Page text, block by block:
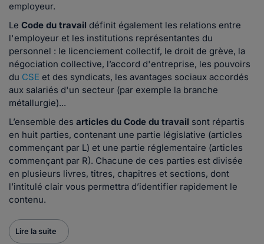
employeur.
Le Code du travail définit également les relations entre
l'employeur et les institutions représentantes du
personnel : le licenciement collectif, le droit de grève, la
négociation collective, l’accord d'entreprise, les pouvoirs
du CSE et des syndicats, les avantages sociaux accordés
aux salariés d'un secteur (par exemple la branche
métallurgie)...
L’ensemble des articles du Code du travail sont répartis
en huit parties, contenant une partie législative (articles
commençant par L) et une partie réglementaire (articles
commençant par R). Chacune de ces parties est divisée
en plusieurs livres, titres, chapitres et sections, dont
l’intitulé clair vous permettra d’identifier rapidement le
contenu.
Lire la suite